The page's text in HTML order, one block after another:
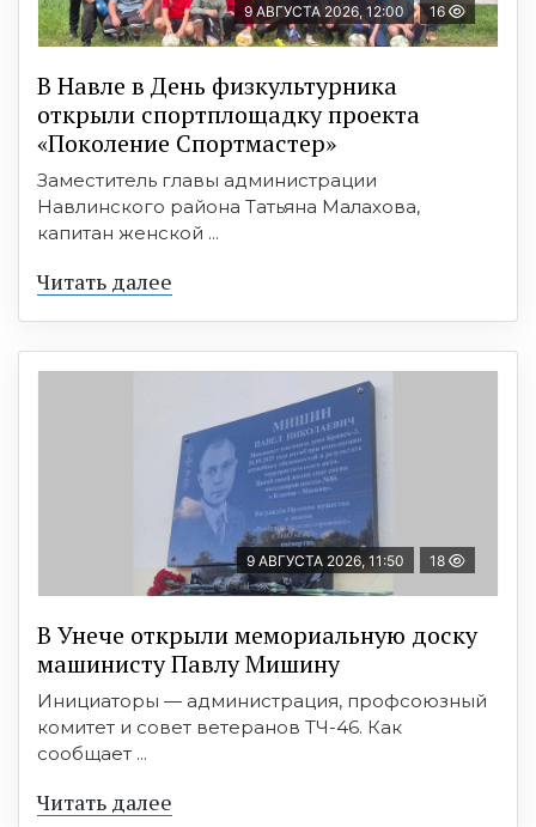
9 АВГУСТА 2026, 12:00 16
В Навле в День физкультурника
открыли спортплощадку проекта
«Поколение Спортмастер»
Заместитель главы администрации
Навлинского района Татьяна Малахова,
капитан женской ...
Читать далее
9 АВГУСТА 2026, 11:50 18
В Унече открыли мемориальную доску
машинисту Павлу Мишину
Инициаторы — администрация, профсоюзный
комитет и совет ветеранов ТЧ-46. Как
сообщает ...
Читать далее